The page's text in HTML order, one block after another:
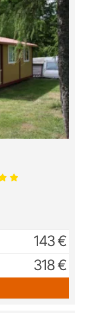
143 €
318 €